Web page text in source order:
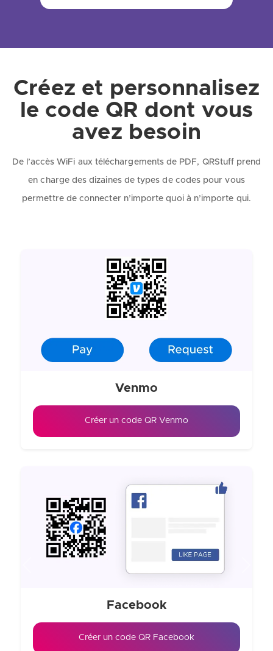
Créez et personnalisez
le code QR dont vous
avez besoin
De l’accès WiFi aux téléchargements de PDF, QRStuff prend
en charge des dizaines de types de codes pour vous
permettre de connecter n’importe quoi à n’importe qui.
Venmo
Créer un code QR Venmo
Facebook
Créer un code QR Facebook